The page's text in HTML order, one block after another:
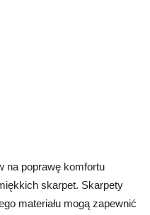
na poprawę komfortu
skarpet. Skarpety
materiału mogą zapewnić